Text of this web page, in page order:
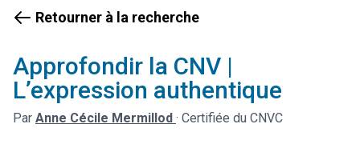
Retourner à la recherche
Approfondir la CNV |
L’expression authentique
Par Anne Cécile Mermillod · Certifiée du CNVC